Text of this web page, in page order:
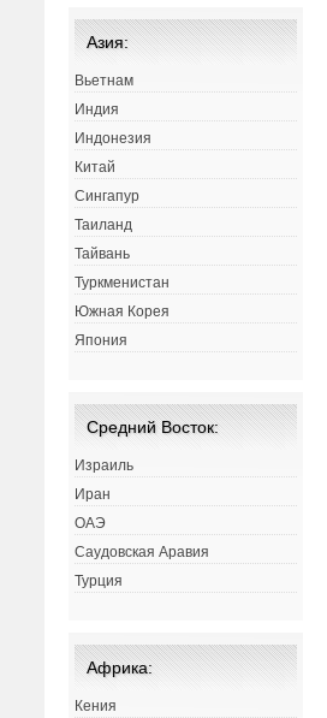
Азия:
Вьетнам
Индия
Индонезия
Китай
Сингапур
Таиланд
Тайвань
Туркменистан
Южная Корея
Япония
Средний Восток:
Израиль
Иран
ОАЭ
Саудовская Аравия
Турция
Африка:
Кения